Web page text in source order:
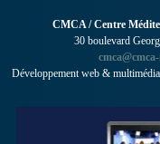
CMCA / Centre
30 boulevard
Développement web &